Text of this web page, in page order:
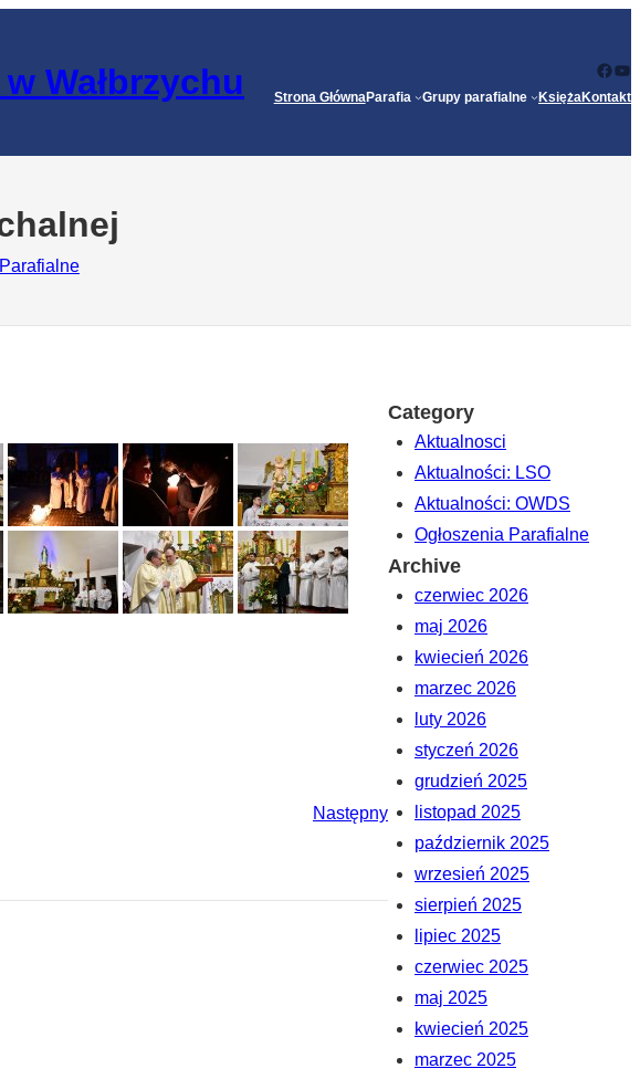
Wałbrzychu Strona GłównaParafia Grupy parafialne KsiężaKontakt
Następny
Category
Aktualnosci
Aktualności: LSO
Aktualności: OWDS
Ogłoszenia Parafialne
Archive
czerwiec 2026
maj 2026
kwiecień 2026
marzec 2026
luty 2026
styczeń 2026
grudzień 2025
listopad 2025
październik 2025
wrzesień 2025
sierpień 2025
lipiec 2025
czerwiec 2025
maj 2025
kwiecień 2025
marzec 2025